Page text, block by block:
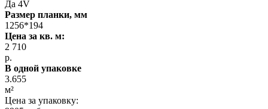
Да 4V
Размер планки, мм
1256*194
Цена за кв. м:
2 710
р.
В одной упаковке
3.655
м²
Цена за упаковку: